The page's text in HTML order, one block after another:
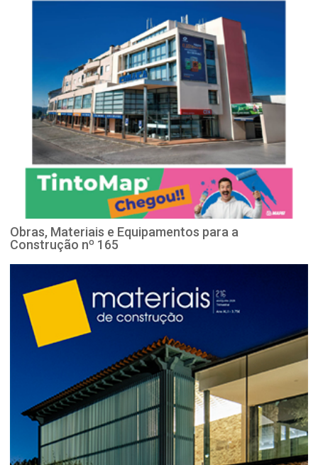
Obras, Materiais e Equipamentos para a
Construção nº 165